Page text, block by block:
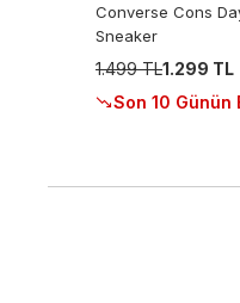
Converse Cons
Sneaker
1.499 TL1.299 TL
Son 10 Günün